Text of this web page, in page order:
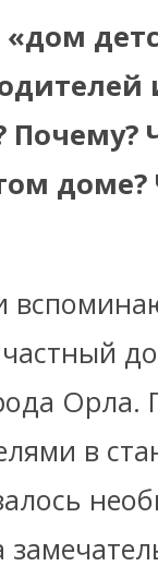
Орла.
в